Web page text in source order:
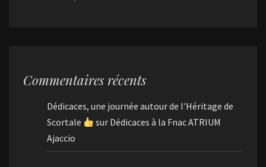
Commentaires récents
Dédicaces, une journée autour de l'Héritage de
Scortale
sur Dédicaces à la Fnac ATRIUM
Ajaccio